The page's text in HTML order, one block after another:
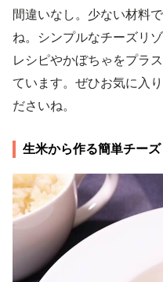
間違いなし。少ない材料
ね。シンプルなチーズリ
レシピやかぼちゃをプラ
ています。ぜひお気に入
ださいね。
生米から作る簡単チーズ